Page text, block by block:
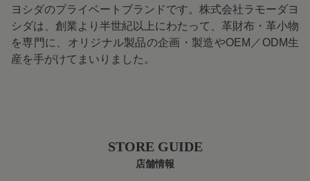
ヨシダのプライベートブランドです。株式会社ラモーダヨ
シダは、創業より半世紀以上にわたって、革財布・革小物
を専門に、オリジナル製品の企画・製造やOEM／ODM生
産を手がけてまいりました。
STORE GUIDE
店舗情報